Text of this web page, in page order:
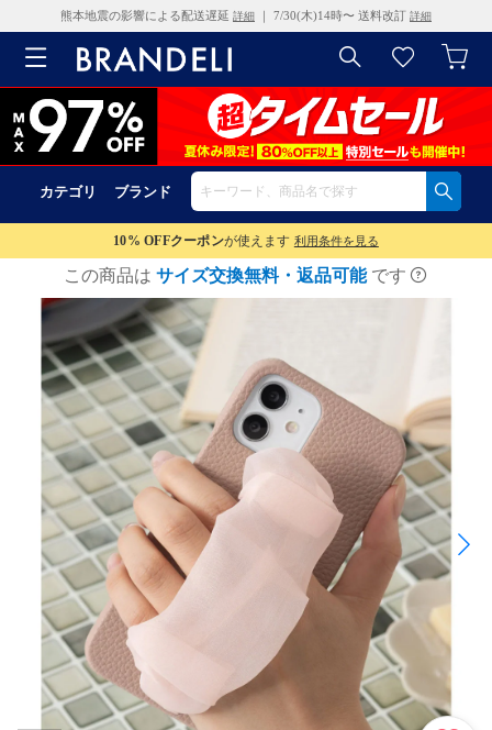
熊本地震の影響による配送遅延 詳細 ｜ 7/30(木)14時〜 送料改訂 詳細
カテゴリ ブランド
10% OFFクーポンが使えます 利用条件を見る
この商品は サイズ交換無料・返品可能 です